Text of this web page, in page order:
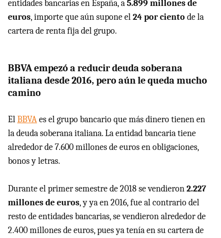
entidades bancarias en España, a5.899 millones de
euros, importe que aún supone el24 por ciento de la
cartera de renta fija del grupo.
BBVA empezó a reducir deuda soberana
italiana desde 2016, pero aún le queda mucho
camino
ElBBVAes el grupo bancario que más dinero tienen en
la deuda soberana italiana. La entidad bancaria tiene
alrededor de 7.600 millones de euros en obligaciones,
bonos y letras.
Durante el primer semestre de 2018 se vendieron2.227
millones de euros, y ya en 2016, fue al contrario del
resto de entidades bancarias, se vendieron alrededor de
2.400 millones de euros, pues ya tenía en su cartera de